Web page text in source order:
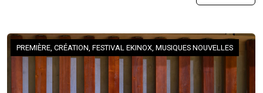
PREMIÈRE, CRÉATION, FESTIVAL EKINOX, MUSIQUES NOUVELLES